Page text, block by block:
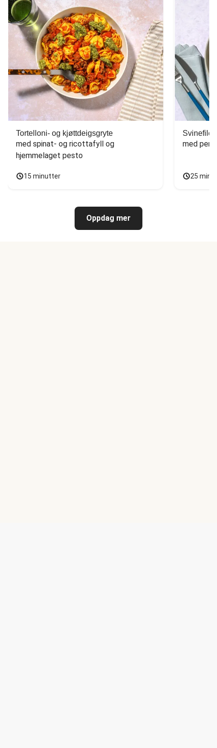
Tortelloni- og kjøttdeigsgryte
med spinat- og ricottafyll og
hjemmelaget pesto
15 minutter
Svinefilet
med
25
Oppdag mer